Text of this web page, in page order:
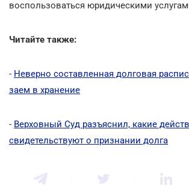
воспользоваться юридическими
Читайте также:
- Неверно составленная долговая
заем в хранение
- Верховный Суд разъяснил, какие
свидетельствуют о признании долга